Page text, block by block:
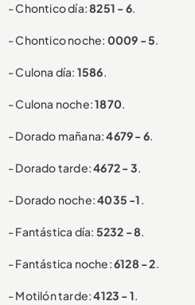
- Chontico día:8251 - 6.
- Chontico noche: 0009 - 5.
- Culona día: 1586.
- Culona noche:1870.
- Dorado mañana:4679 - 6.
- Dorado tarde:4672 - 3.
- Dorado noche:4035 -1.
- Fantástica día: 5232 - 8.
- Fantástica noche:6128 - 2.
- Motilón tarde:4123 - 1.